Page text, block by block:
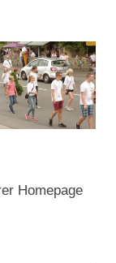
Homepage